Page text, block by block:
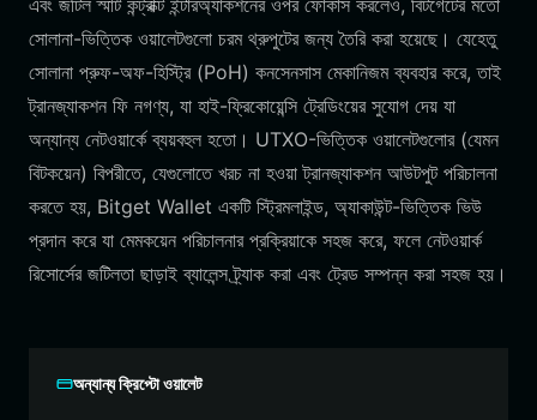
এবং জটিল স্মার্ট কন্ট্রাক্ট ইন্টারঅ্যাকশনের ওপর ফোকাস করলেও, বিটগেটের মতো
সোলানা-ভিত্তিক ওয়ালেটগুলো চরম থ্রুপুটের জন্য তৈরি করা হয়েছে। যেহেতু
সোলানা প্রুফ-অফ-হিস্ট্রি (PoH) কনসেনসাস মেকানিজম ব্যবহার করে, তাই
ট্রানজ্যাকশন ফি নগণ্য, যা হাই-ফ্রিকোয়েন্সি ট্রেডিংয়ের সুযোগ দেয় যা
অন্যান্য নেটওয়ার্কে ব্যয়বহুল হতো। UTXO-ভিত্তিক ওয়ালেটগুলোর (যেমন
বিটকয়েন) বিপরীতে, যেগুলোতে খরচ না হওয়া ট্রানজ্যাকশন আউটপুট পরিচালনা
করতে হয়, Bitget Wallet একটি স্ট্রিমলাইন্ড, অ্যাকাউন্ট-ভিত্তিক ভিউ
প্রদান করে যা মেমকয়েন পরিচালনার প্রক্রিয়াকে সহজ করে, ফলে নেটওয়ার্ক
রিসোর্সের জটিলতা ছাড়াই ব্যালেন্স ট্র্যাক করা এবং ট্রেড সম্পন্ন করা সহজ হয়।
অন্যান্য ক্রিপ্টো ওয়ালেট